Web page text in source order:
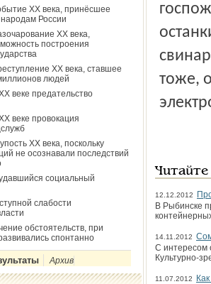
ХХ века, принёсшее
России
ХХ века,
построения
ХХ века, ставшее
людей
веке предательство
веке провокация
ХХ века, поскольку
не осознавали последствий
социальный
слабости
обстоятельств, при
спонтанно
Архив
тоже,
12.12.2012
В Рыбинске
14.11.2012
С интересом
Культурно-
11.07.2012